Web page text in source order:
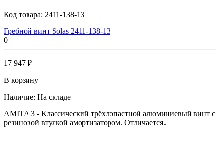
Код товара: 2411-138-13
Гребной винт Solas 2411-138-13
0
17 947 ₽
В корзину
Наличие: На складе
AMITA 3 - Классический трёхлопастной алюминиевый винт с
резиновой втулкой амортизатором. Отличается..